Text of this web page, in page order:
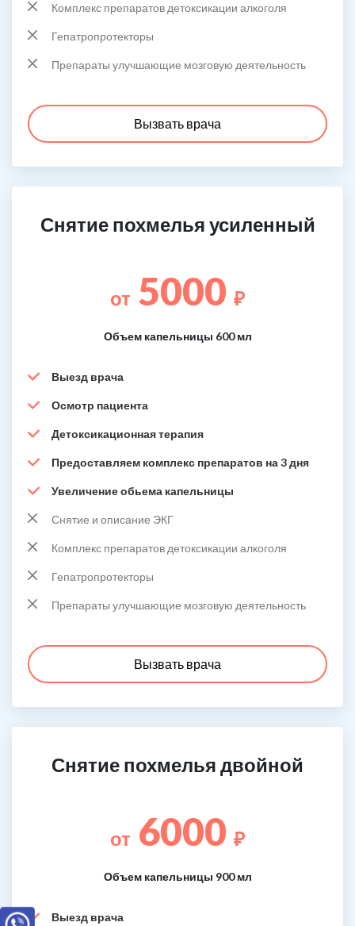
Комплекс препаратов детоксикации алкоголя
Гепатропротекторы
Препараты улучшающие мозговую деятельность
Вызвать врача
Снятие похмелья усиленный
от 5000 ₽
Объем капельницы 600 мл
Выезд врача
Осмотр пациента
Детоксикационная терапия
Предоставляем комплекс препаратов на 3 дня
Увеличение обьема капельницы
Снятие и описание ЭКГ
Комплекс препаратов детоксикации алкоголя
Гепатропротекторы
Препараты улучшающие мозговую деятельность
Вызвать врача
Снятие похмелья двойной
от 6000 ₽
Объем капельницы 900 мл
Выезд врача